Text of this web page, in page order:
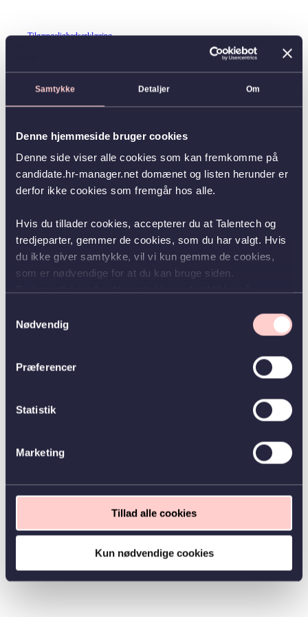
Samtykke Detaljer Om
Denne hjemmeside bruger cookies
Denne side viser alle cookies som kan fremkomme på
candidate.hr-manager.net domænet og listen herunder er
derfor ikke cookies som fremgår hos alle.
Hvis du tillader cookies, accepterer du at Talentech og
tredjeparter, gemmer de cookies, som du har valgt. Hvis
du ikke giver samtykke, vil vi kun gemme de cookies,
som er nødvendige for at du kan bruge siden.
Nødvendig
Præferencer
Statistik
Marketing
Tillad alle cookies
Kun nødvendige cookies
Tilgængelighedserklæring